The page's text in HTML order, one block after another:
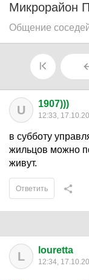
Микрорайон
Общение
U 1907)))
12:33,
в субботу
жильцов можно
живут.
Ответить
L louretta
12:34,